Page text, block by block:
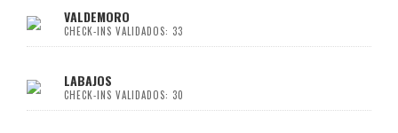
VALDEMORO
CHECK-INS VALIDADOS: 33
LABAJOS
CHECK-INS VALIDADOS: 30